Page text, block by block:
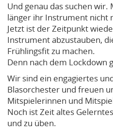
Und genau das suchen
länger ihr Instrument nicht
Jetzt ist der Zeitpunkt
Instrument abzustauben,
Frühlingsfit zu machen.
Denn nach dem Lockdown
Wir sind ein engagiertes
Blasorchester und freuen
Mitspielerinnen und
Noch ist Zeit altes
und zu üben.